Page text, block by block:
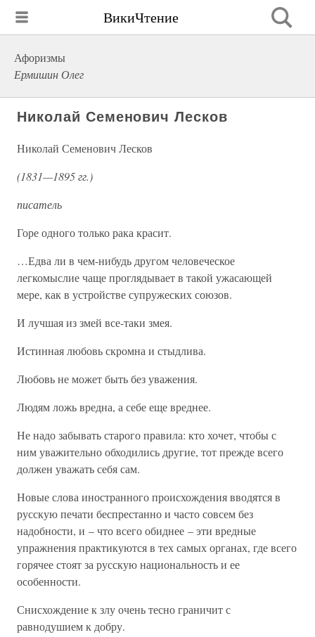
ВикиЧтение
Афоризмы
Ермишин Олег
Николай Семенович Лесков
Николай Семенович Лесков
(1831—1895 гг.)
писатель
Горе одного только рака красит.
…Едва ли в чем-нибудь другом человеческое
легкомыслие чаще проглядывает в такой ужасающей
мере, как в устройстве супружеских союзов.
И лучшая из змей все-таки змея.
Истинная любовь скромна и стыдлива.
Любовь не может быть без уважения.
Людям ложь вредна, а себе еще вреднее.
Не надо забывать старого правила: кто хочет, чтобы с
ним уважительно обходились другие, тот прежде всего
должен уважать себя сам.
Новые слова иностранного происхождения вводятся в
русскую печати беспрестанно и часто совсем без
надобности, и – что всего обиднее – эти вредные
упражнения практикуются в тех самых органах, где всего
горячее стоят за русскую национальность и ее
особенности.
Снисхождение к злу очень тесно граничит с
равнодушием к добру.